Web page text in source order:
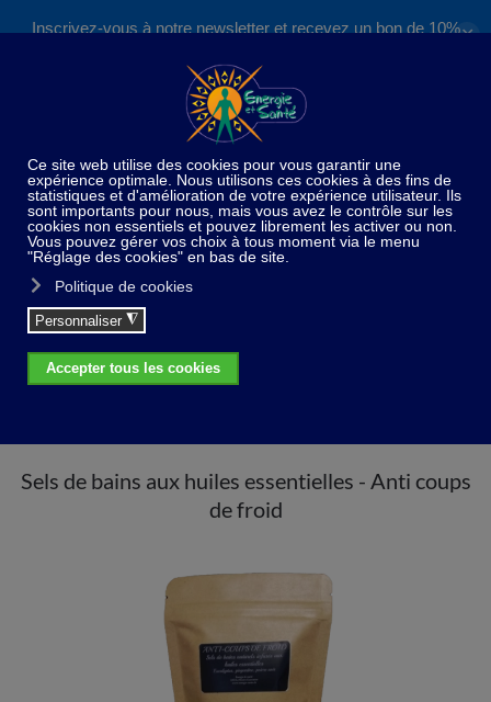
Inscrivez-vous à notre newsletter et recevez un bon de 10%
S'inscrire
✕
Home Huiles essentielles
essentielles
Sels de bains aux huiles essentielles - Anti
Sels de bains aux huiles essentielles - Anti coups
de froid